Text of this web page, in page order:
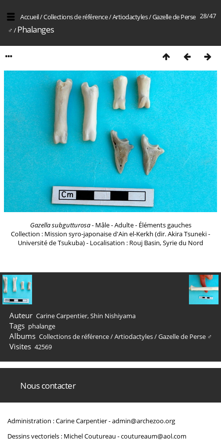
28/47
Accueil/Collections de référence/Artiodactyles/Gazelle de Perse
♂ /Phalanges
Gazella subgutturosa- Mâle - Adulte - Éléments gauches
Collection : Mission syro-japonaise d'Ain el-Kerkh (dir. Akira Tsuneki -
Université de Tsukuba) - Localisation : Rouj Basin, Syrie du Nord
Auteur Carine Carpentier, Shin Nishiyama
Tags phalange
Albums Collections de référence/Artiodactyles/Gazelle de Perse ♂
Visites 42569
Nous contacter
Administration : Carine Carpentier -admin@archezoo.org
Dessins vectoriels : Michel Coutureau -coutureaum@aol.com